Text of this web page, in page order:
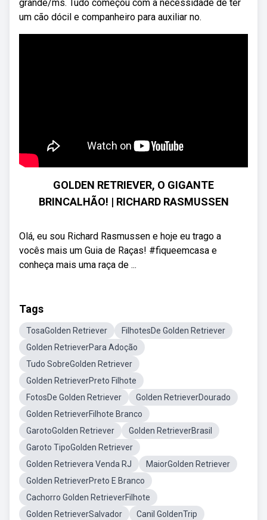
grande/ms. Tudo começou com a necessidade de ter
um cão dócil e companheiro para auxiliar no.
GOLDEN RETRIEVER, O GIGANTE
BRINCALHÃO! | RICHARD RASMUSSEN
Olá, eu sou Richard Rasmussen e hoje eu trago a
vocês mais um Guia de Raças! #fiqueemcasa e
conheça mais uma raça de ...
Tags
TosaGolden Retriever
FilhotesDe Golden Retriever
Golden RetrieverPara Adoção
Tudo SobreGolden Retriever
Golden RetrieverPreto Filhote
FotosDe Golden Retriever
Golden RetrieverDourado
Golden RetrieverFilhote Branco
GarotoGolden Retriever
Golden RetrieverBrasil
Garoto TipoGolden Retriever
Golden Retrievera Venda RJ
MaiorGolden Retriever
Golden RetrieverPreto E Branco
Cachorro Golden RetrieverFilhote
Golden RetrieverSalvador
Canil GoldenTrip